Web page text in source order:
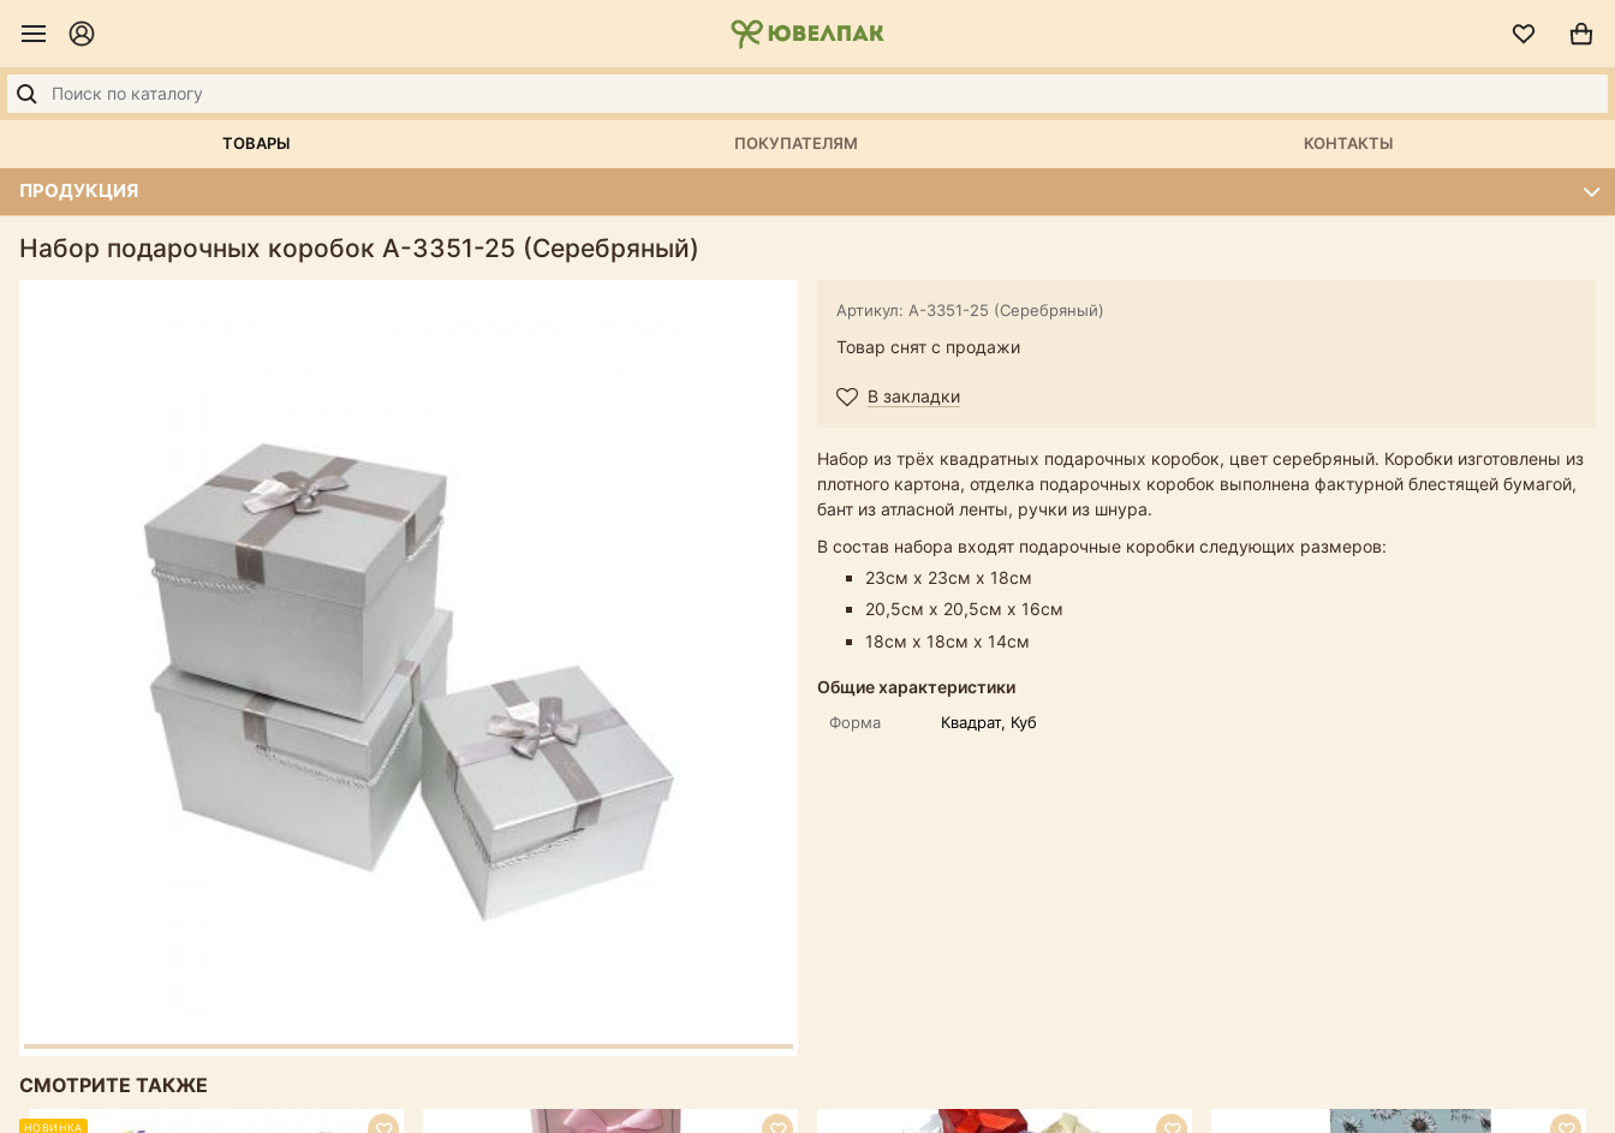
ТОВАРЫ ПОКУПАТЕЛЯМ КОНТАКТЫ
ПРОДУКЦИЯ
Набор подарочных коробок А-3351-25 (Серебряный)
Артикул: А-3351-25 (Серебряный)
Товар снят с продажи
В закладки
Набор из трёх квадратных подарочных коробок, цвет серебряный. Коробки изготовлены из
плотного картона, отделка подарочных коробок выполнена фактурной блестящей бумагой,
бант из атласной ленты, ручки из шнура.
В состав набора входят подарочные коробки следующих размеров:
23см х 23см х 18см
20,5см х 20,5см х 16см
18см х 18см х 14см
Общие характеристики
Форма Квадрат, Куб
СМОТРИТЕ ТАКЖЕ
НОВИНКА